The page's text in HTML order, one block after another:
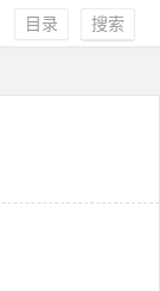
搜索
目录